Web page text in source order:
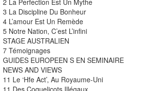
2 La Perfection Est Un Mythe
3 La Discipline Du Bonheur
4 L’amour Est Un Remède
5 Notre Nation, C’est L’infini
STAGE AUSTRALIEN
7 Témoignages
GUIDES EUROPEEN S EN SEMINAIRE
NEWS AND VIEWS
11 Le ‘Hfe Act’, Au Royaume-Uni
11 Des Coquelicots Illégaux